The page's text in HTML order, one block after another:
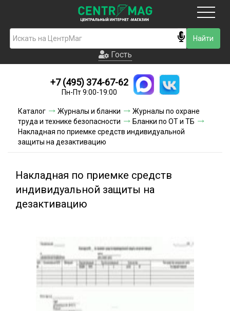
Гость
Новинки
Условия доставки
Условия оплаты
Акции и скидки
Гость
+7 (495) 374-67-62
Пн-Пт 9:00-19:00
Каталог Журналы и бланки
Журналы по охране
труда и технике безопасности
Бланки по ОТ и ТБ
Накладная по приемке средств индивидуальной
защиты на дезактивацию
Накладная по приемке средств
индивидуальной защиты на
дезактивацию